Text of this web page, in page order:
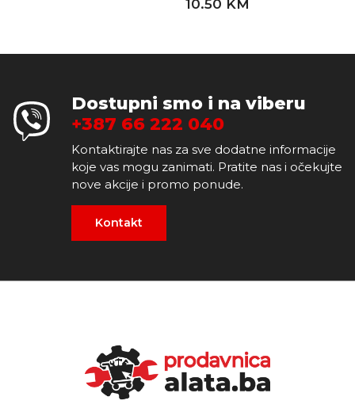
10.50 KM
Dostupni smo i na viberu
+387 66 222 040
Kontaktirajte nas za sve dodatne informacije
koje vas mogu zanimati. Pratite nas i očekujte
nove akcije i promo ponude.
Kontakt